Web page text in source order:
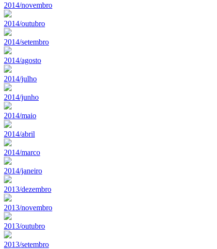
2014/novembro
2014/outubro
2014/setembro
2014/agosto
2014/julho
2014/junho
2014/maio
2014/abril
2014/marco
2014/janeiro
2013/dezembro
2013/novembro
2013/outubro
2013/setembro